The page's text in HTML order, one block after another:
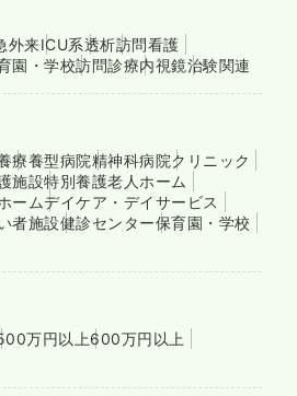
外来ICU系透析訪問看護
園・学校訪問診療内視鏡治験関連
療養型病院精神科病院クリニック
施設特別養護老人ホーム
ームデイケア・デイサービス
者施設健診センター保育園・学校
万円以上600万円以上